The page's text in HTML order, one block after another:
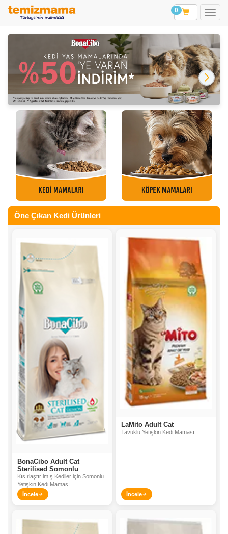
0
Öne Çıkan Kedi Ürünleri
BonaCibo Adult Cat
Sterilised Somonlu
Kısırlaştırılmış Kediler için Somonlu
Yetişkin Kedi Maması
İncele
LaMito Adult Cat
Tavuklu Yetişkin Kedi Maması
İncele